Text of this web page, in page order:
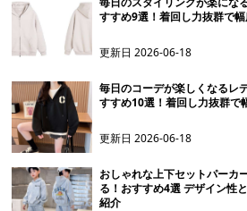
すすめ9選！着回し力抜群で
更新日2026-06-18
毎日のコーデが楽しくなるレ
すすめ10選！着回し力抜群で
更新日2026-06-18
おしゃれな上下セットパーカ
る！おすすめ4選 デザイン性
紹介